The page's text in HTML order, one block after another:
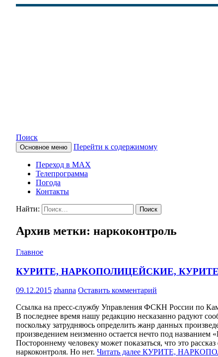
КАМЧАТСКОЕ
Поиск
Основное меню Перейти к содержимому
Переход в MAX
Телепрограмма
Погода
Контакты
Найти:
Архив метки: наркоконтроль
Главное
КУРИТЕ, НАРКОПОЛИЦЕЙСКИЕ,
09.12.2015 zhanna Оставить комментарий
Ссылка на пресс-службу Управления ФСКН России по
В последнее время нашу редакцию несказанно радуют
поскольку затрудняюсь определить жанр данных
произведением неизменно остается нечто под
Постороннему человеку может показаться, что это
наркоконтроля. Но нет. Читать далее КУРИТЕ,